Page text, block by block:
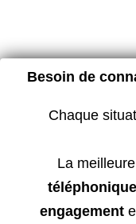
Besoin de
Chaque
La
engagement